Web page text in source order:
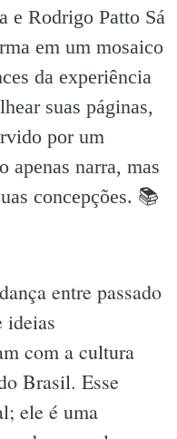
e Rodrigo Patto Sá
em um mosaico
da experiência
suas páginas,
por um
apenas narra, mas
concepções. 📚
entre passado
ideias
com a cultura
Brasil. Esse
ele é uma